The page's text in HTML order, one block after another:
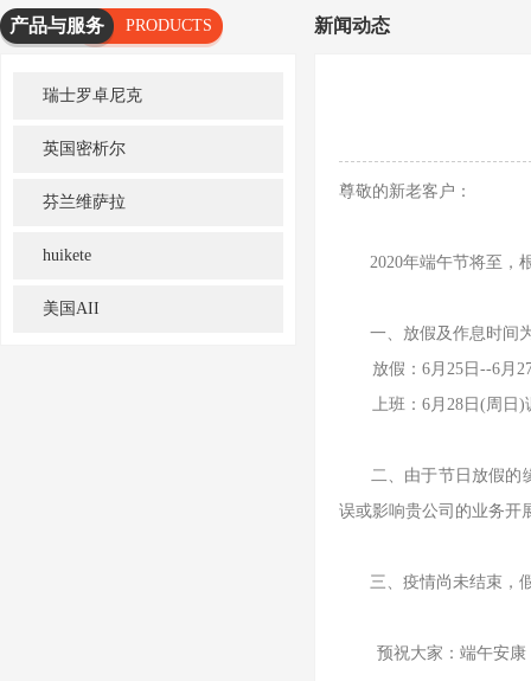
产品与服务
PRODUCTS
SERVICES
瑞士罗卓尼克
英国密析尔
芬兰维萨拉
huikete
美国AII
新闻动态
尊敬的新老客户：
2020年端午节将至，根
一、放假及作息时间
放假：6月25日--6月27
上班：6月28日(周日)
二、由于节日放假的缘
误或影响贵公司的业务开
三、疫情尚未结束，假
预祝大家：端午安康